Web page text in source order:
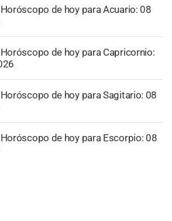
Horóscopo de hoy para Acuario: 08
Horóscopo de hoy para Capricornio:
Horóscopo de hoy para Sagitario: 08
Horóscopo de hoy para Escorpio: 08